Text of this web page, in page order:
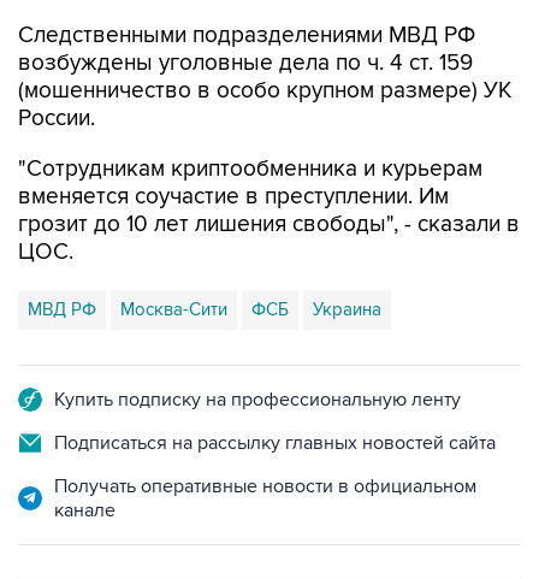
Следственными подразделениями МВД РФ
возбуждены уголовные дела по ч. 4 ст. 159
(мошенничество в особо крупном размере) УК
России.
"Сотрудникам криптообменника и курьерам
вменяется соучастие в преступлении. Им
грозит до 10 лет лишения свободы", - сказали в
ЦОС.
МВД РФ Москва-Сити ФСБ Украина
Купить подписку на профессиональную ленту
Подписаться на рассылку главных новостей сайта
Получать оперативные новости в официальном
канале